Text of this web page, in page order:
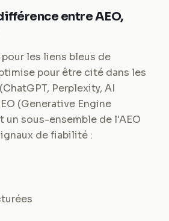
entre AEO,
les liens bleus de
pour être cité dans les
Perplexity, AI
(Generative Engine
un sous-ensemble de l'AEO
de fiabilité :